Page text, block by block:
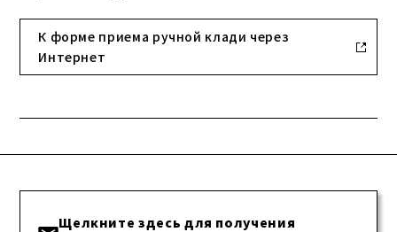
К форме приема ручной клади через
Интернет
Щелкните здесь для получения